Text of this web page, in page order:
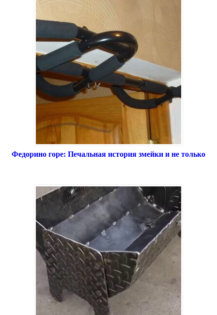
Федорино горе: Печальная история змейки и не только